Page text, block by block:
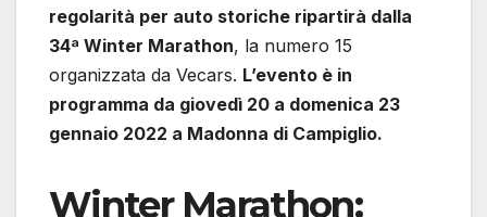
regolarità per auto storiche ripartirà dalla
34ª Winter Marathon, la numero 15
organizzata da Vecars. L’evento è in
programma da giovedì 20 a domenica 23
gennaio 2022 a Madonna di Campiglio.
Winter Marathon: